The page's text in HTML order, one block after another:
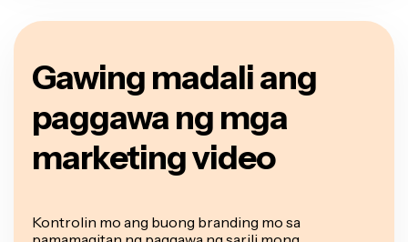
Gawing madali ang
paggawa ng mga
marketing video
Kontrolin mo ang buong branding mo sa